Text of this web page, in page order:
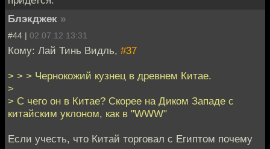
Блэкджек »
#44 | 02.07.12 13:31
Кому: Лай Тинь Видль, #37
> > > Чернокожий кузнец в древнем Китае.
>
> С чего он в Китае? Скорее на Диком Западе с
китайским уклоном, как в "WWW"
Если учесть, что Китай торговал с Египтом почему